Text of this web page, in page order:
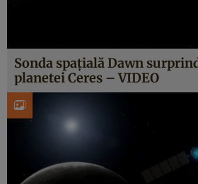
Sonda spaţială Dawn
planetei Ceres – VIDEO